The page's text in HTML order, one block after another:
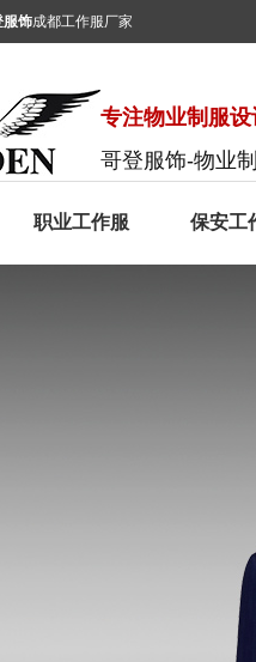
服饰成都工作服厂家
专注物业制服
哥登服饰-物业
职业工作服 保安工